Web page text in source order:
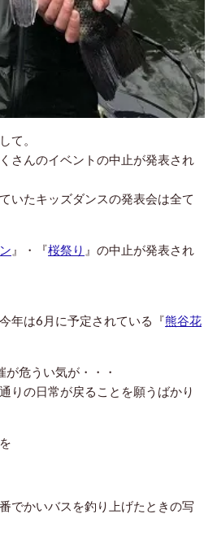
て。
さんのイベントの中止が発表され
いたキッズダンスの発表会は全て
』・『桜祭り 』の中止が発表され
年は6月に予定されている『熊谷花
が危うい気が・・・
りの日常が戻ることを願うばかり
でかいバスを釣り上げたときの写